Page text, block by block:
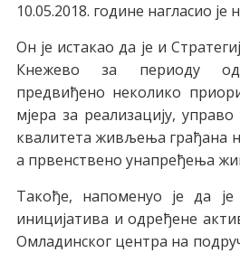
10.05.2018. године нагласио
Он је истакао да је и
Кнежево за периоду од
предвиђено неколико
мјера за реализацију,
квалитета живљења грађана
а првенствено унапређења
Такође, напоменуо је да
иницијатива и одређене
Омладинског центра на